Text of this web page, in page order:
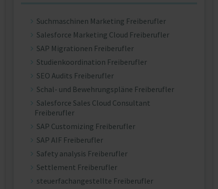
Suchmaschinen Marketing Freiberufler
Salesforce Marketing Cloud Freiberufler
SAP Migrationen Freiberufler
Studienkoordination Freiberufler
SEO Audits Freiberufler
Schal- und Bewehrungspläne Freiberufler
Salesforce Sales Cloud Consultant
Freiberufler
SAP Customizing Freiberufler
SAP AIF Freiberufler
Safety analysis Freiberufler
Settlement Freiberufler
steuerfachangestellte Freiberufler